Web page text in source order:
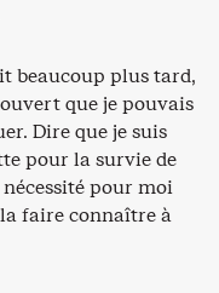
beaucoup plus tard,
que je pouvais
Dire que je suis
pour la survie de
pour moi
la faire connaître à